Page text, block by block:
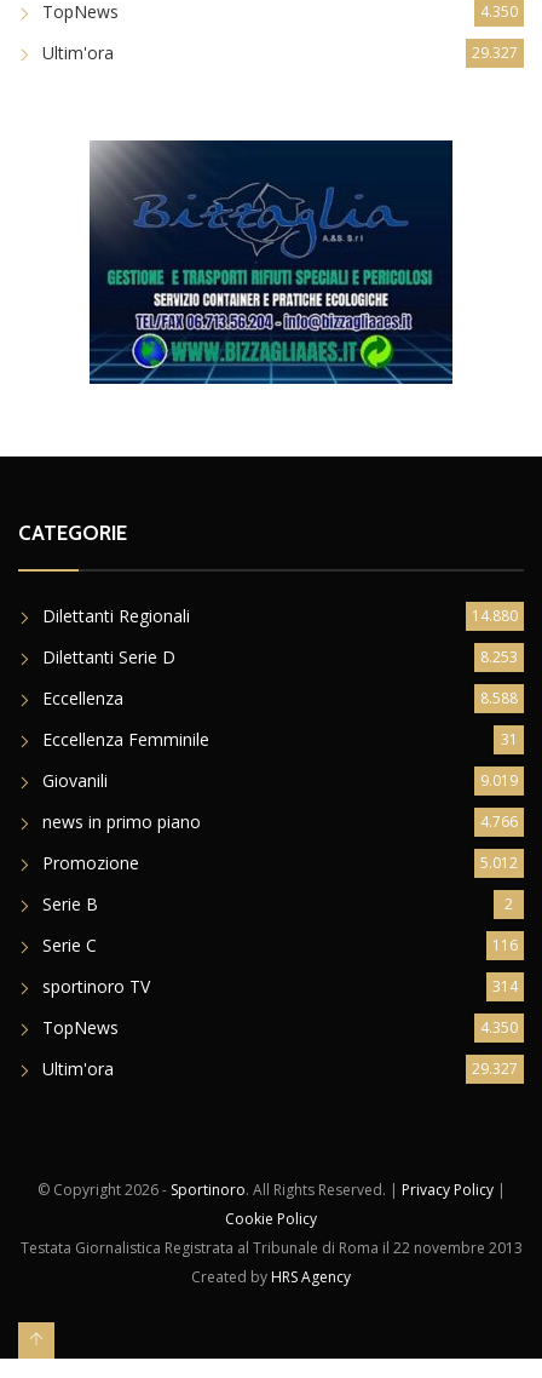
TopNews 4.350
Ultim'ora 29.327
CATEGORIE
Dilettanti Regionali 14.880
Dilettanti Serie D 8.253
Eccellenza 8.588
Eccellenza Femminile 31
Giovanili 9.019
news in primo piano 4.766
Promozione 5.012
Serie B 2
Serie C 116
sportinoro TV 314
TopNews 4.350
Ultim'ora 29.327
© Copyright2026 - Sportinoro. All Rights Reserved. | Privacy Policy|
Cookie Policy
Testata Giornalistica Registrata al Tribunale di Roma il 22 novembre 2013
Created by HRS Agency